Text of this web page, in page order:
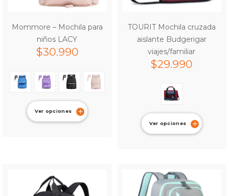
Mommore – Mochila para
niños LACY
$30.990
Ver opciones
TOURIT Mochila cruzada
aislante Budgerigar
viajes/familiar
$29.990
Ver opciones